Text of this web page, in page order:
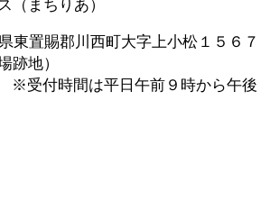
（まちりあ）
東置賜郡川西町大字上小松１５６７
跡地）
※受付時間は平日午前９時から午後